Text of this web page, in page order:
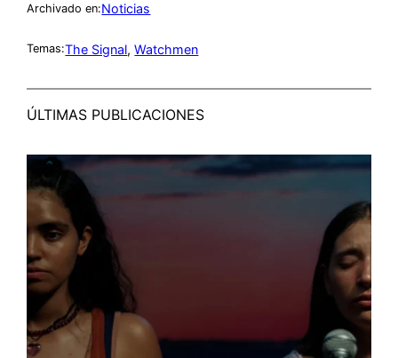
Archivado en:Noticias
Temas:The Signal, Watchmen
ÚLTIMAS PUBLICACIONES